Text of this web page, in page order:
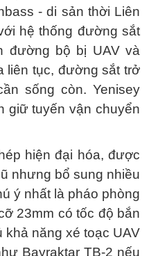
- di sản thời Liên
hệ thống đường sắt
đường bộ bị UAV và
liên tục, đường sắt trở
sống còn. Yenisey
giữ tuyến vận chuyển
hiện đại hóa, được
nhưng bổ sung nhiều
ý nhất là pháo phòng
23mm có tốc độ bắn
khả năng xé toạc UAV
Bayraktar TB-2 nếu